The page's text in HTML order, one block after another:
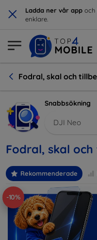
× Ladda ner vår app och
enklare.
Fodral, skal och
Snabbsökning
DJI Neo
Fodral, skal
Rekommenderade
-10%